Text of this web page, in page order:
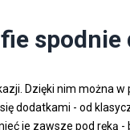
Dzięki nim
dodatkami - od
je zawsze pod ręką